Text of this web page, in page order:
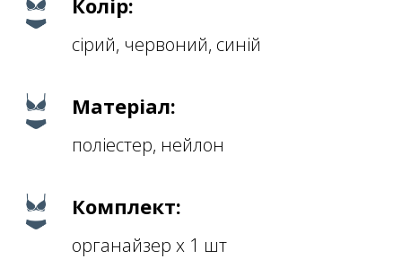
Колір:
сірий, червоний, синій
Матеріал:
поліестер, нейлон
Комплект:
органайзер х 1 шт